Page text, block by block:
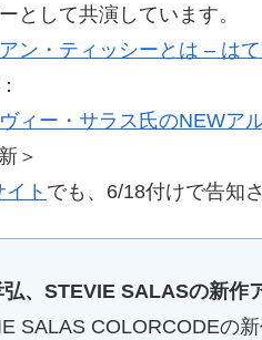
として共演しています。
ン・ティッシーとは – は
ィー・サラス氏のNEWア
＞
イト でも、6/18付けで告知
弘、STEVIE SALASの新作
SALAS COLORCODEの